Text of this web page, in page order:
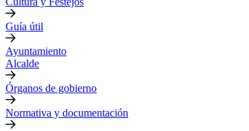
Guía útil
Ayuntamiento
Alcalde
Órganos de gobierno
Normativa y documentación